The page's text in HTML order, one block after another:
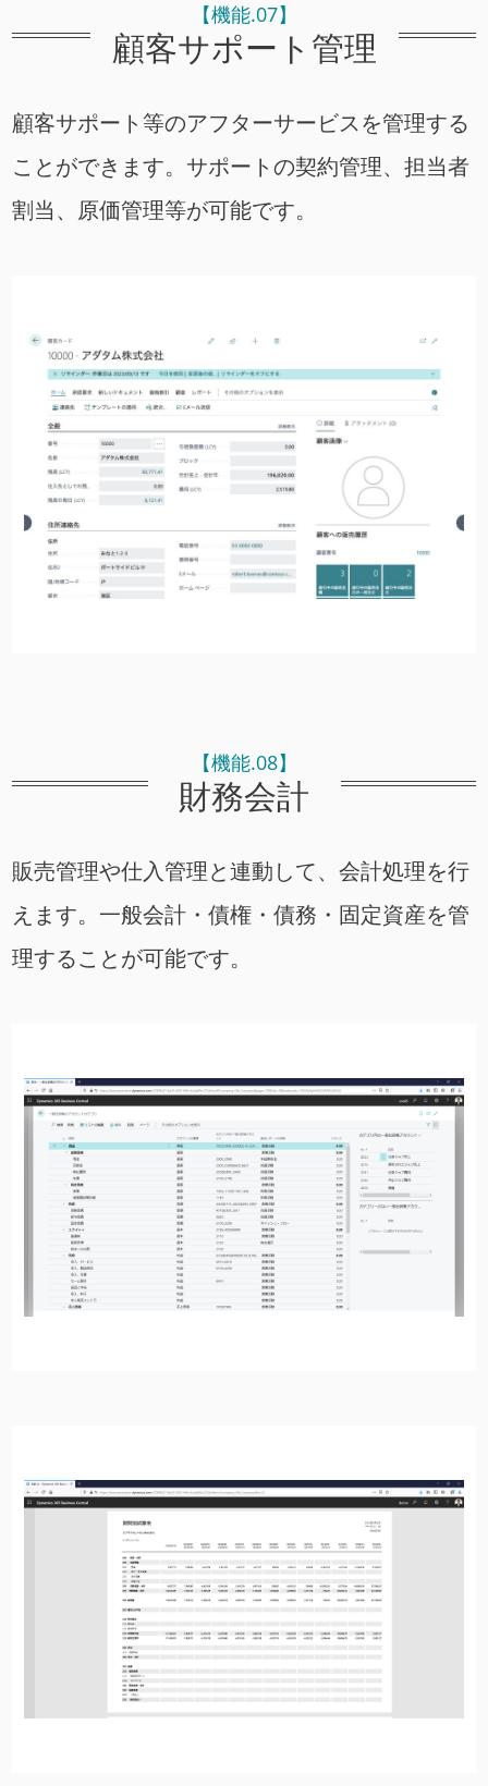
【機能.07】
顧客サポート管理
顧客サポート等のアフターサービスを管理する
ことができます。サポートの契約管理、担当者
割当、原価管理等が可能です。
【機能.08】
財務会計
販売管理や仕入管理と連動して、会計処理を行
えます。一般会計・債権・債務・固定資産を管
理することが可能です。